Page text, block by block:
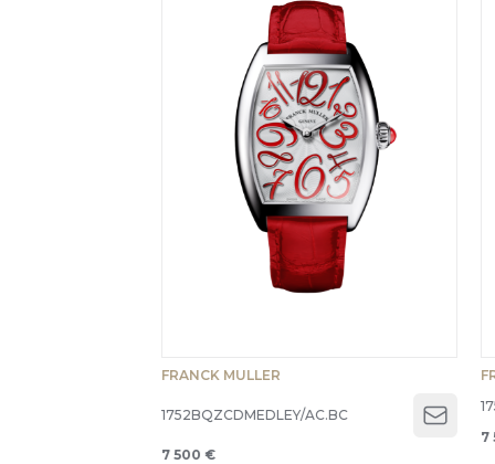
FRANCK MULLER
1752BQZCDMEDLEY/AC.BC
Open
7 500 €
7